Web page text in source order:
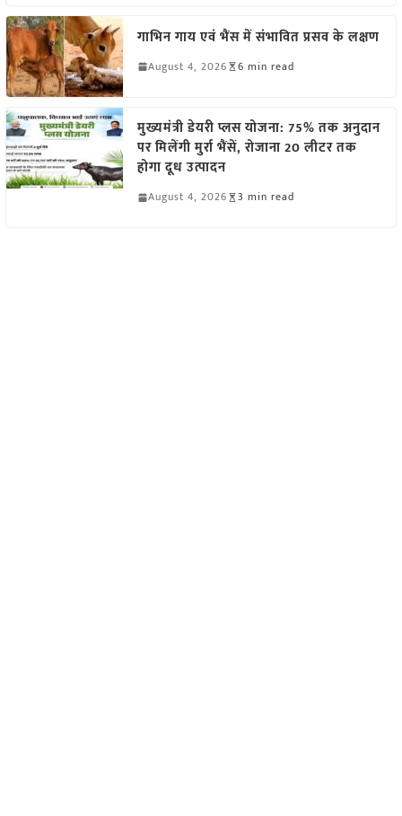
गाभिन गाय एवं भैंस में संभावित प्रसव के लक्षण
August 4, 2026 6 min read
मुख्यमंत्री डेयरी प्लस योजना: 75% तक अनुदान
पर मिलेंगी मुर्रा भैंसें, रोजाना 20 लीटर तक
होगा दूध उत्पादन
August 4, 2026 3 min read